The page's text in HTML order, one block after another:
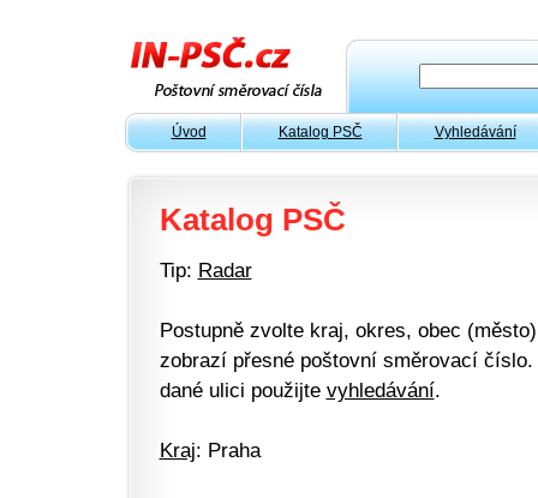
Úvod Katalog PSČ Vyhledávání
Katalog PSČ
Tip: Radar
Postupně zvolte kraj, okres, obec
zobrazí přesné poštovní směrovací
dané ulici použijte vyhledávání.
Kraj: Praha